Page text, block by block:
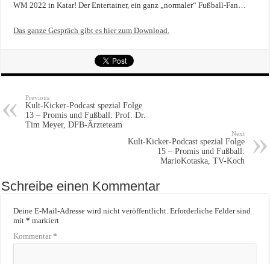
WM 2022 in Katar! Der Entertainer, ein ganz „normaler“ Fußball-Fan…
Das ganze Gespräch gibt es hier zum Download.
Previous
Kult-Kicker-Podcast spezial Folge
13 – Promis und Fußball: Prof. Dr.
Tim Meyer, DFB-Ärzteteam
Next
Kult-Kicker-Podcast spezial Folge
15 – Promis und Fußball:
MarioKotaska, TV-Koch
Schreibe einen Kommentar
Deine E-Mail-Adresse wird nicht veröffentlicht. Erforderliche Felder sind
mit* markiert
Kommentar*